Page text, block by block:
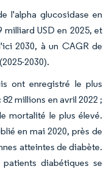
l'alpha glucosidase en
USD en 2025, et
2030, à un CAGR de
2030).
ont enregistré le plus
millions en avril 2022 ;
mortalité le plus élevé.
en mai 2020, près de
atteintes de diabète.
diabétiques se